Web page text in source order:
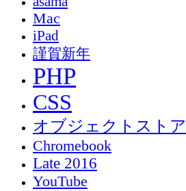
Mac
iPad
謹賀新年
PHP
CSS
オブジェクトストア
Chromebook
Late 2016
YouTube